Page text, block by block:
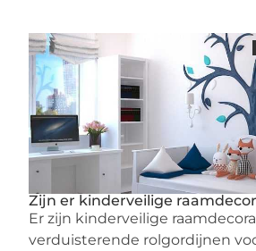
Zijn er kinderveilige
Er zijn kinderveilige
verduisterende rolgordijnen